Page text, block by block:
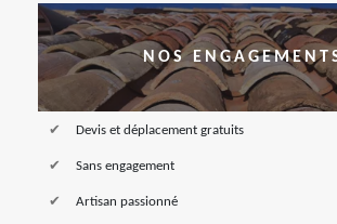
NOS
Devis et déplacement gratuits
Sans engagement
Artisan passionné